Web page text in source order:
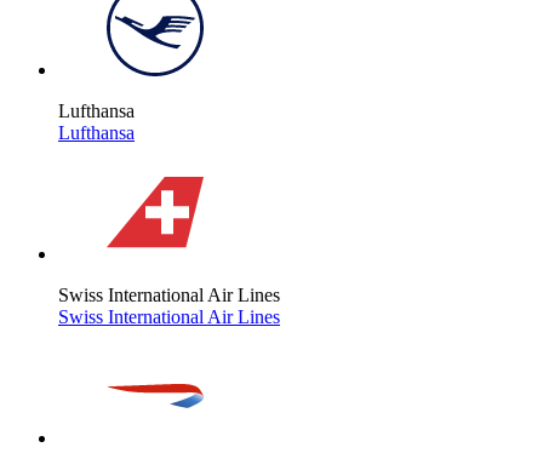
Lufthansa
Lufthansa
Swiss International Air Lines
Swiss International Air Lines